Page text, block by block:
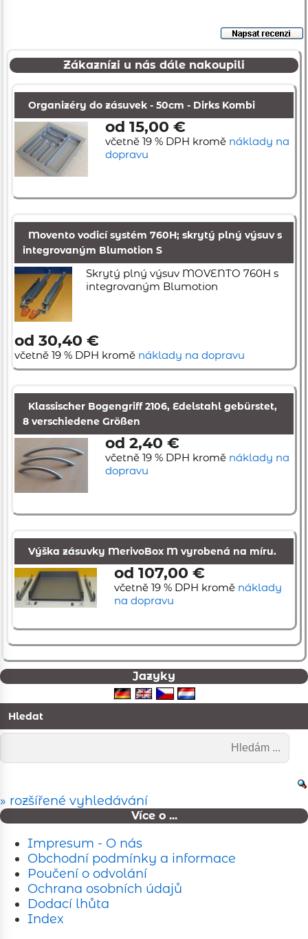
Jazyky
Hledat
» rozšířené vyhledávání
Více o ...
Impresum - O nás
Obchodní podmínky a informace
Poučení o odvolání
Ochrana osobních údajů
Dodací lhůta
Index
Zákaznízi u nás dále nakoupili
Organizéry do zásuvek - 50cm - Dirks Kombi
od 15,00 €
včetně 19 % DPH kromě náklady na
dopravu
Movento vodicí systém 760H; skrytý plný výsuv s
integrovaným Blumotion S
Skrytý plný výsuv MOVENTO 760H s
integrovaným Blumotion
od 30,40 €
včetně 19 % DPH kromě náklady na dopravu
Klassischer Bogengriff 2106, Edelstahl gebürstet,
8 verschiedene Größen
od 2,40 €
včetně 19 % DPH kromě náklady na
dopravu
Výška zásuvky MerivoBox M vyrobená na míru.
od 107,00 €
včetně 19 % DPH kromě náklady
na dopravu